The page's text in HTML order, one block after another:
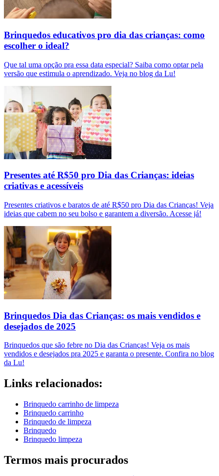
Brinquedos educativos pro dia das crianças: como
escolher o ideal?
Que tal uma opção pra essa data especial? Saiba como optar pela
versão que estimula o aprendizado. Veja no blog da Lu!
Presentes até R$50 pro Dia das Crianças: ideias
criativas e acessíveis
Presentes criativos e baratos de até R$50 pro Dia das Crianças! Veja
ideias que cabem no seu bolso e garantem a diversão. Acesse já!
Brinquedos Dia das Crianças: os mais vendidos e
desejados de 2025
Brinquedos que são febre no Dia das Crianças! Veja os mais
vendidos e desejados pra 2025 e garanta o presente. Confira no blog
da Lu!
Links relacionados:
Brinquedo carrinho de limpeza
Brinquedo carrinho
Brinquedo de limpeza
Brinquedo
Brinquedo limpeza
Termos mais procurados